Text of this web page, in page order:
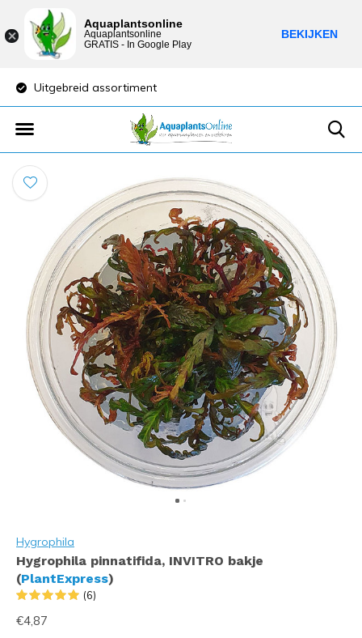
Lage verzendkosten
Hygrophila
Hygrophila pinnatifida, INVITRO bakje
(PlantExpress)
(6)
€4,87
Aquaplantsonline
Aquaplantsonline
GRATIS - In Google Play
BEKIJKEN